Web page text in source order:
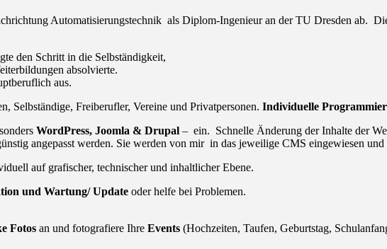
Automatisierungstechnik als Diplom-Ingenieur an der TU Dresden ab.
den Schritt in die Selbständigkeit,
absolvierte.
aus.
Selbständige, Freiberufler, Vereine und Privatpersonen. Individuelle
WordPress, Joomla & Drupal – ein. Schnelle Änderung der Inhalte der
angepasst werden. Sie werden von mir in das jeweilige CMS eingewiesen
auf grafischer, technischer und inhaltlicher Ebene.
und Wartung/ Update oder helfe bei Problemen.
Fotos an und fotografiere Ihre Events (Hochzeiten, Taufen, Geburtstag,